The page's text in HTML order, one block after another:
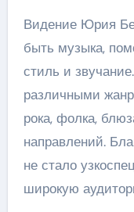
Видение Юрия
быть музыка,
стиль и
различными
рока, фолка,
направлений.
не стало
широкую